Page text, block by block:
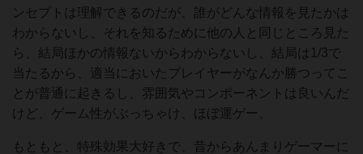
ンセプトは理解できるのだが、誰がどんな情報を見たかは
わからないし、それを知るために他の人と同じところ見た
ら、結局ほかの情報ないからわからないし、結局は1/3で
当たるから、適当においたプレイヤーがなんか勝つってこ
とが普通に起きるし、雰囲気やコンポーネントは良いんだ
けど、ゲーム性がぶっちゃけ、ほぼ運ゲー。
もともと、特殊効果大好きで、昔からあんまりゲーマーに